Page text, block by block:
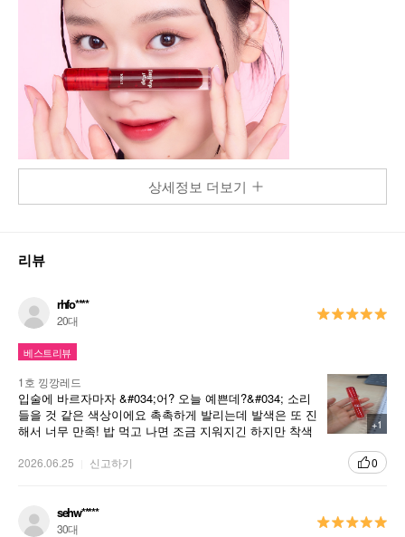
상세정보 더보기
리뷰
rhfo****
20대
베스트리뷰
+1
1호 낑깡레드
입술에 바르자마자 &#034;어? 오늘 예쁜데?&#034; 소리
들을 것 같은 색상이에요 촉촉하게 발리는데 발색은 또 진
해서 너무 만족! 밥 먹고 나면 조금 지워지긴 하지만 착색
중입니다. 깡깡레드 이름처럼 아주 깡(?) 있는 레드❤️ㅎㅎ
2026.06.25 신고하기 0
sehw*****
30대